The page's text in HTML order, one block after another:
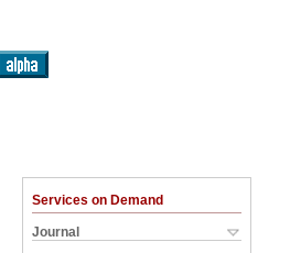
Services on Demand
Journal